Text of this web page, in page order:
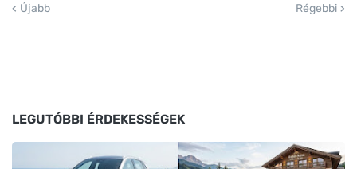
Újabb Régebbi
LEGUTÓBBI ÉRDEKESSÉGEK